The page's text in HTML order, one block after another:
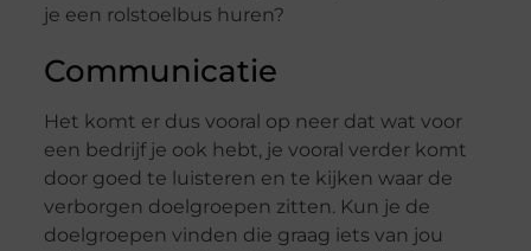
je een rolstoelbus huren?
Communicatie
Het komt er dus vooral op neer dat wat voor
een bedrijf je ook hebt, je vooral verder komt
door goed te luisteren en te kijken waar de
verborgen doelgroepen zitten. Kun je de
doelgroepen vinden die graag iets van jou